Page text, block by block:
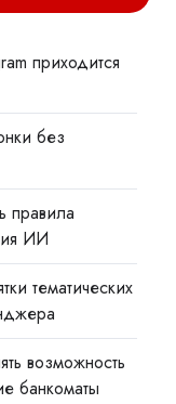
приходится
без
правила
ИИ
тематических
возможность
банкоматы